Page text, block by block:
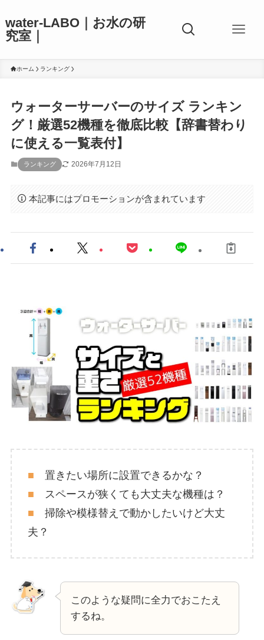
water-LABO｜お水の研
究室｜
ホーム ランキング
ウォーターサーバーのサイズ ランキン
グ！厳選52機種を徹底比較【辞書替わり
に使える一覧表付】
ランキング 2026年7月12日
本記事にはプロモーションが含まれています
■ 置きたい場所に設置できるかな？
■ スペースが狭くても大丈夫な機種は？
■ 掃除や模様替えで動かしたいけど大丈
夫？
このような疑問に全力でおこたえ
するね。